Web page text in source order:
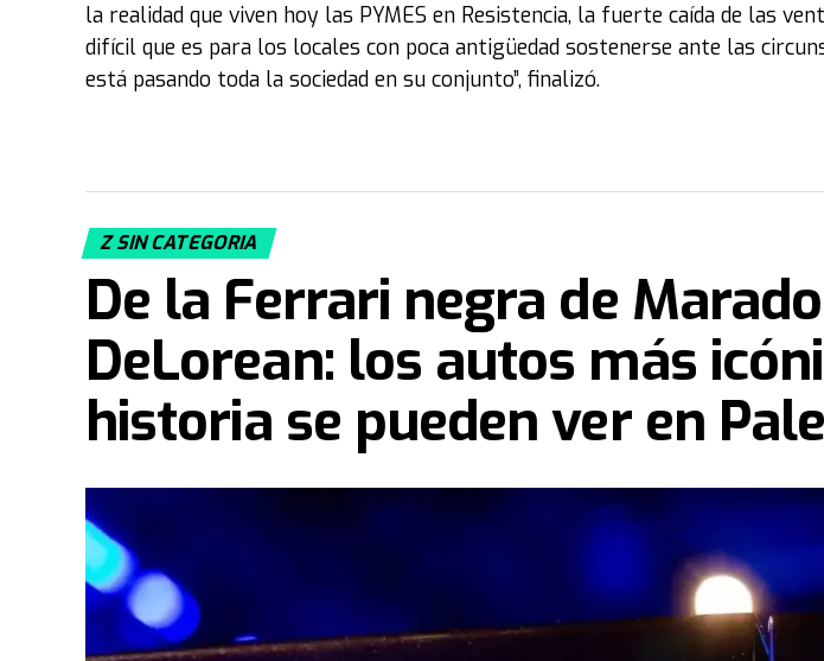
la realidad que viven hoy las PYMES en Resistencia, la fuerte caída de las
difícil que es para los locales con poca antigüedad sostenerse ante las
está pasando toda la sociedad en su conjunto”, finalizó.
Z SIN CATEGORIA
De la Ferrari negra de
DeLorean: los autos más
historia se pueden ver en